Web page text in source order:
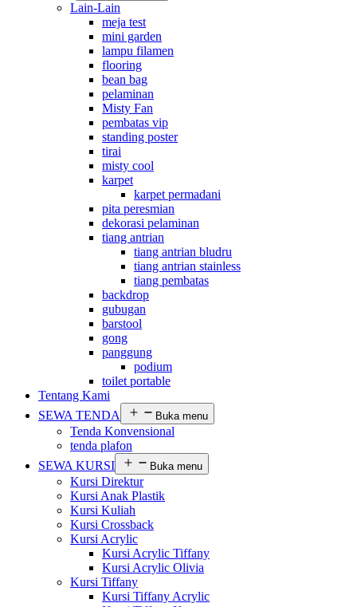
Lain-Lain
meja test
mini garden
lampu filamen
flooring
bean bag
pelaminan
Misty Fan
pembatas vip
standing poster
tirai
misty cool
karpet
karpet permadani
pita peresmian
dekorasi pelaminan
tiang antrian
tiang antrian bludru
tiang antrian stainless
tiang pembatas
backdrop
gubugan
barstool
gong
panggung
podium
toilet portable
Tentang Kami
SEWA TENDA
Buka menu
Tenda Konvensional
tenda plafon
SEWA KURSI
Buka menu
Kursi Direktur
Kursi Anak Plastik
Kursi Kuliah
Kursi Crossback
Kursi Acrylic
Kursi Acrylic Tiffany
Kursi Acrylic Olivia
Kursi Tiffany
Kursi Tiffany Acrylic